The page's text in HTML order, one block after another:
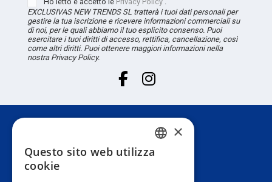
EXCLUSIVAS NEW TRENDS SL tratterà i tuoi dati personali per
gestire la tua iscrizione e ricevere informazioni commerciali su
di noi, per le quali abbiamo il tuo esplicito consenso. Puoi
esercitare i tuoi diritti di accesso, rettifica, cancellazione, così
come altri diritti. Puoi ottenere maggiori informazioni nella
nostra Privacy Policy.
Informazione
SPANISH
×
Questo sito web utilizza
cookie